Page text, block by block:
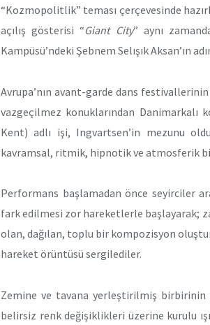
“Kozmopolitlik” teması çerçevesinde
açılış gösterisi “Giant City” aynı
Kampüsü’ndeki Şebnem Selışık Aksan’ın
Avrupa’nın avant-garde dans
vazgeçilmez konuklarından Danimarkalı
Kent) adlı işi, Ingvartsen’in mezunu
kavramsal, ritmik, hipnotik ve atmosferik
Performans başlamadan önce seyirciler
fark edilmesi zor hareketlerle başlayarak;
olan, dağılan, toplu bir kompozisyon
hareket örüntüsü sergilediler.
Zemine ve tavana yerleştirilmiş birbirinin
belirsiz renk değişiklikleri üzerine kurulu